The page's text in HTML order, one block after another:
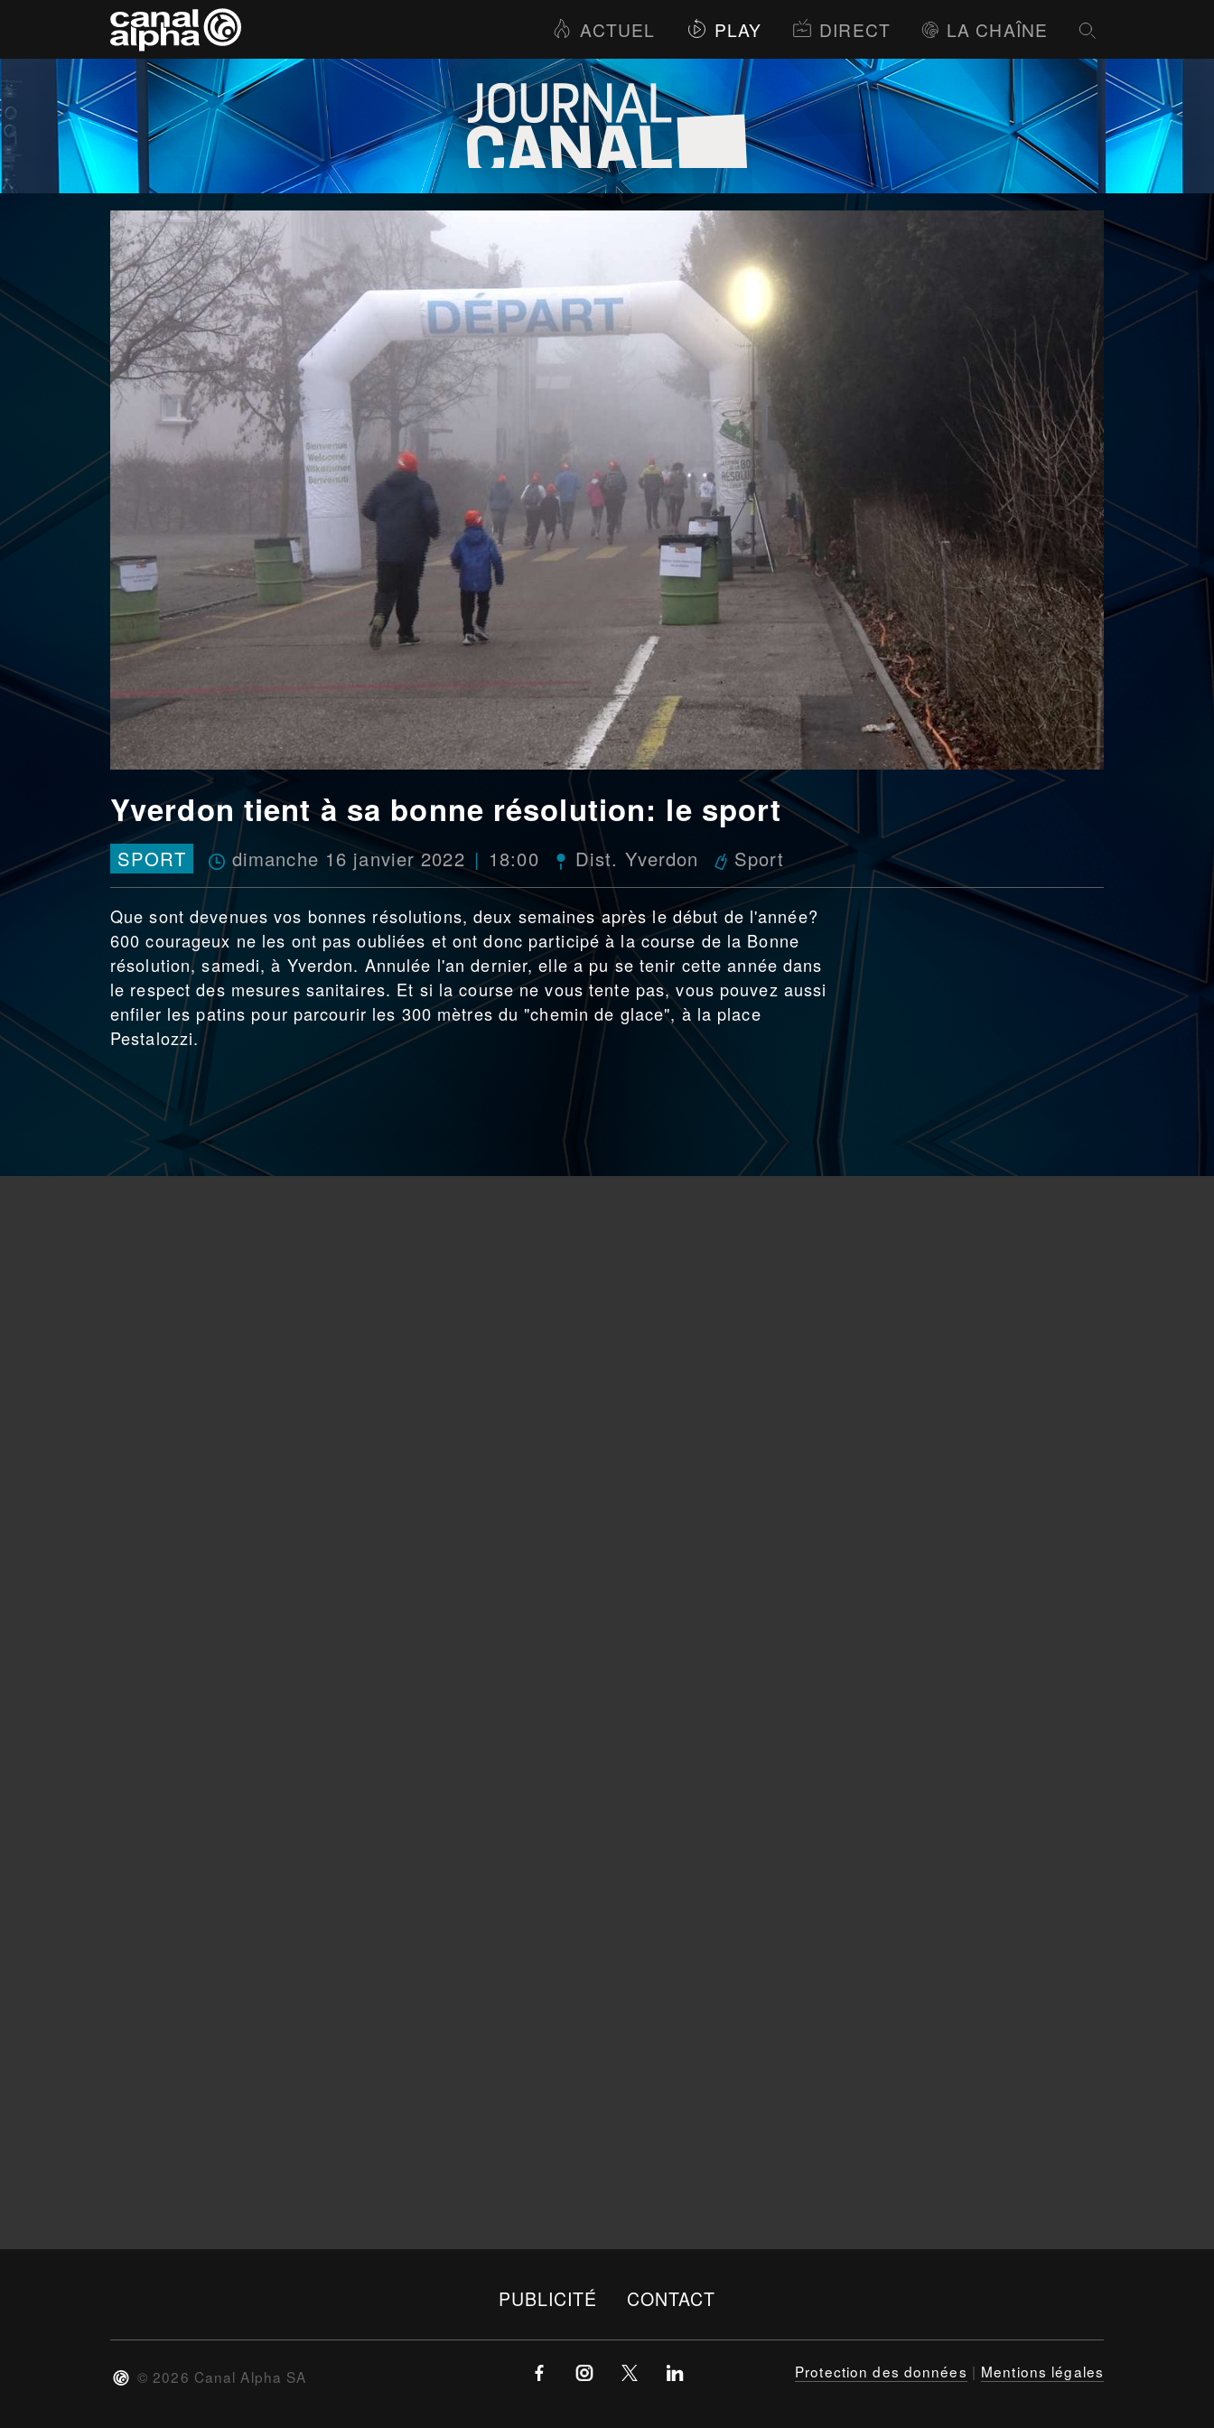
ACTUEL PLAY DIRECT LA CHAÎNE
Yverdon tient à sa bonne résolution: le sport
SPORT dimanche 16 janvier 2022 18:00 Dist. Yverdon Sport
Que sont devenues vos bonnes résolutions, deux semaines après le début de l'année?
600 courageux ne les ont pas oubliées et ont donc participé à la course de la Bonne
résolution, samedi, à Yverdon. Annulée l'an dernier, elle a pu se tenir cette année dans
le respect des mesures sanitaires. Et si la course ne vous tente pas, vous pouvez aussi
enfiler les patins pour parcourir les 300 mètres du "chemin de glace", à la place
Pestalozzi.
PUBLICITÉ CONTACT
© 2026 Canal Alpha SA Protection des données | Mentions légales